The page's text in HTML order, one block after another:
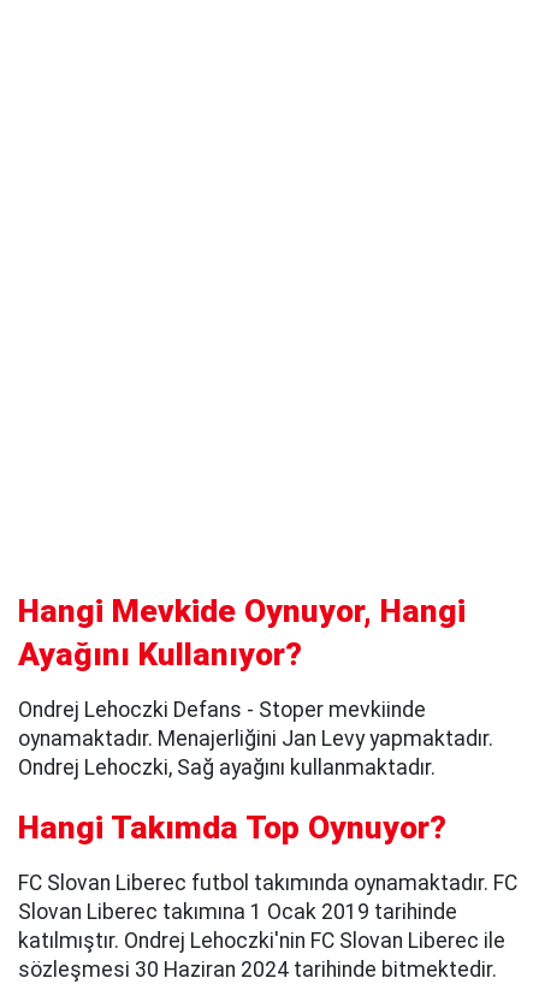
Hangi Mevkide Oynuyor, Hangi
Ayağını Kullanıyor?
Ondrej Lehoczki Defans - Stoper mevkiinde
oynamaktadır. Menajerliğini Jan Levy yapmaktadır.
Ondrej Lehoczki, Sağ ayağını kullanmaktadır.
Hangi Takımda Top Oynuyor?
FC Slovan Liberec futbol takımında oynamaktadır. FC
Slovan Liberec takımına 1 Ocak 2019 tarihinde
katılmıştır. Ondrej Lehoczki'nin FC Slovan Liberec ile
sözleşmesi 30 Haziran 2024 tarihinde bitmektedir.